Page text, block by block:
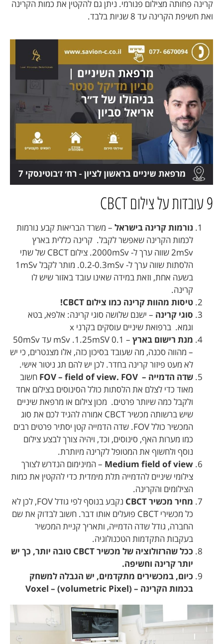
קרינה פחותה מצילום פנורמי. ניתן גם להקטין את כמות הקרינה
ואת חשיפת הקרינה עד 8 שניות בלבד.
9 עובדות על צילום CBCT
נורמות קרינה בישראל – משרד הבריאות קבע נורמות
לכמות הקרינה שאפשר לקבל. קרינה כללית בארץ
2mSv שווה ערך ל- 2000mSv.
צילום CBCT של שתי
הלסתות שווה ערך ל- 0.2-0.3mSv. מותר לקבל 1mSv
בשעה אחת, וזאת במידה שאינו עובד באזור שיש לו
קרינה.
טיסות מהוות קרינה כמו צילום CBCT!
סוגי קרינה – ישנם שלושה סוגי קרינה: אלפא, בטא
וגמא. ברפואת שיניים עוסקים בקרני x
מנת רישום בארץ
– 0.1 mSv .1.25mSV עד 50mSv
– מהווה סכנה, מה שעובד בסיכון כזה, אלו מצנטרים, כי יש
לא מעט פיזור קרינה בחדר. לכן יש להם תג ניטור אישי.
שדה הדמייה – FOV – field of view. FOV
חשוב
מאוד כדי לצלם את הלסתות כולל הסינוסים בצילום אחד
ולקבל כמה שיותר פרטים. מכון צילום או מרפאת שיניים
שיש ברשותה מכשיר CBCT אמורה להגיד לכם את סוג
המכשיר כולל FOV. שדה הדמייה קטן יסתיר פרטים רבים
כמו מערות האף, סינוסים, וכד, ויהיה צורך לבצע צילום
נוסף ולחשוף את המטופל לקרינה מיותרת.
Medium field of view – המינימום הנדרש לצורך
צילומי שיניים להדמייה תלת מימדית כדי להקטין את כמות
הצילומים והקרינה.
מחיר מכשיר CBCT
נקבע בנוסף לפי גודל FOV, לכן לא
כל מכשירי CBCT פועלים אותו דבר. חשוב לבדוק את שם
החברה, גודל שדה הדמייה, ותאריך קניית המכשיר
בעקבות התקדמות הטכנולוגיה.
ככל שהרזולוציה של מכשיר CBCT טובה יותר, כך יש
יותר קרינה וחשיפה.
כיום, במכשירים מתקדמים, יש הגבלה למשחק
בכמות הקרינה – (Voxel – (volumetric Pixel